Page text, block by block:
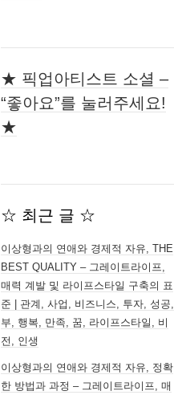
★ 픽업아티스트 소셜 –
“좋아요”를 눌러주세요!
★
☆ 최근 글 ☆
이상형과의 연애와 경제적 자유, THE
BEST QUALITY – 그레이트라이프,
매력 계발 및 라이프스타일 구축의 표
준 | 관계, 사업, 비즈니스, 투자, 성공,
부, 행복, 만족, 꿈, 라이프스타일, 비
전, 인생
이상형과의 연애와 경제적 자유, 정확
한 방법과 과정 – 그레이트라이프, 매